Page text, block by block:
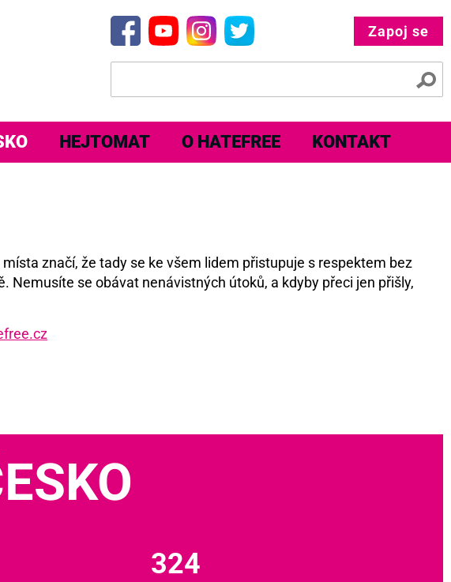
HEJTOMAT O HATEFREE KONTAKT
Zapoj se
značí, že tady se ke všem lidem přistupuje s respektem bez
Nemusíte se obávat nenávistných útoků, a kdyby přeci jen přišly,
324